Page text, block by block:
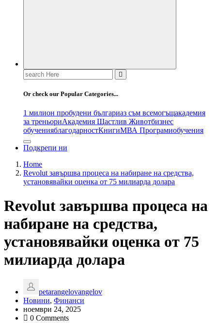
Search
for:
Or check our Popular Categories...
1 милион пробудени българиаз съм всемогъщакадемия
за треньориАкадемия Щастлив Животбизнес
обученияблагодарностКнигиМВА Програмиобучения
Подкрепи ни
Home
Revolut завършва процеса на набиране на средства,
установявайки оценка от 75 милиарда долара
Revolut завършва процеса на
набиране на средства,
установявайки оценка от 75
милиарда долара
petarangelovangelov
Новини, Финанси
ноември 24, 2025
0 Comments